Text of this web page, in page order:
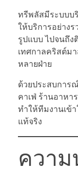
ทรีพลัสมีระบบบ
ให้บริการอย่างร
รูปแบบ ไปจนถึง
เทศกาลคริสต์ม
หลายฝ่าย
ด้วยประสบการ
คาเฟ่ ร้านอาหา
ทำให้ทีมงานเข้
แท้จริง
ความ